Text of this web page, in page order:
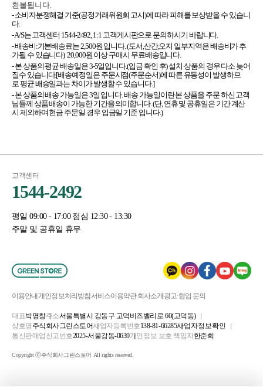
환불됩니다.
- 소비자분쟁해결 기준(공정거래위원회 고시)에 따라 피해를 보상받을 수 있습니
다.
- A/S는 고객센터 1544-2492, 1:1 고객게시판으로 문의하시기 바랍니다.
- 배송비:기본배송료는 2,500원 입니다. (도서,산간,오지 일부지역은 배송비가 추
가될 수 있습니다) 20,000원 이상 구매시 무료배송입니다.
- 본 상품의 평균 배송일은 3-5일입니다.(입금 확인 후) 설치 상품의 경우 다소 늦어
질수 있습니다.[배송예정일은 주문시점(주문순서)에 따른 유동성이 발생하므
로 평균 배송일과는 차이가 발생할 수 있습니다.]
- 본 상품의 배송 가능일은 3일 입니다. 배송 가능일이란 본 상품을 주문 하신 고객
님들께 상품 배송이 가능한 기간을 의미합니다. (단, 연휴 및 공휴일은 기간 계산
시 제외하며 현금 주문일 경우 입금일 기준 입니다.)
고객센터
1544-2492
평일 09:00 - 17:00 점심 12:30 - 13:30
주말 및 공휴일 휴무
이용안내개인정보처리방침 서비스이용약관회사소개 광고·협업 문의
대표박영창주소서울특별시 강동구 고덕비즈밸리로 60(고덕동)
상호명 주식회사그린스토어사업자등록번호138-81-66285사업자정보확인
통신판매업신고번호2025-서울강동-0639개인정보 보호 책임자한준희
Copyright ⓒ주식회사그린스토어 All rights reserved.